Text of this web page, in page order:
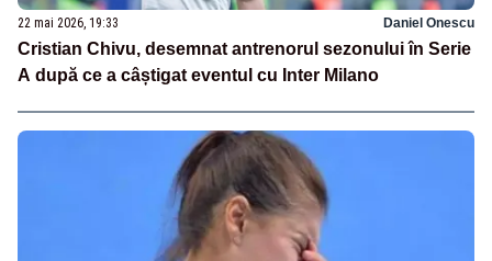
22 mai 2026, 19:33 Daniel Onescu
Cristian Chivu, desemnat antrenorul sezonului în Serie
A după ce a câștigat eventul cu Inter Milano